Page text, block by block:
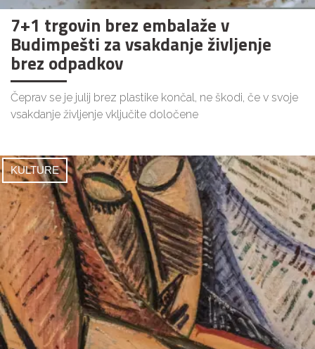
7+1 trgovin brez embalaže v
Budimpešti za vsakdanje življenje
brez odpadkov
Čeprav se je julij brez plastike končal, ne škodi, če v svoje
vsakdanje življenje vključite določene
KULTURE